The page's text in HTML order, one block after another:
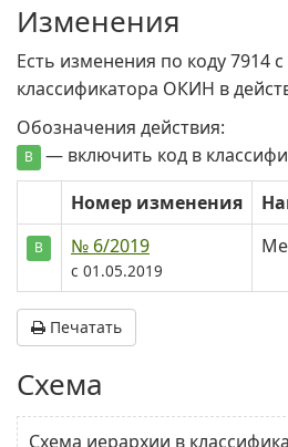
Изменения
Есть изменения по коду 7914
классификатора ОКИН в
Обозначения действия:
В
— включить код в
Номер изменения
В № 6/2019
с 01.05.2019
Печатать
Схема
Схема иерархии в